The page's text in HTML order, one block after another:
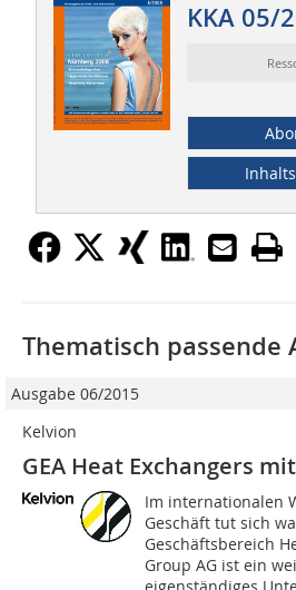
KKA 05/
Thematisch passende
Ausgabe 06/2015
Kelvion
GEA Heat Exchangers
Im internationalen
Geschäft tut sich
Geschäftsbereich
Group AG ist ein